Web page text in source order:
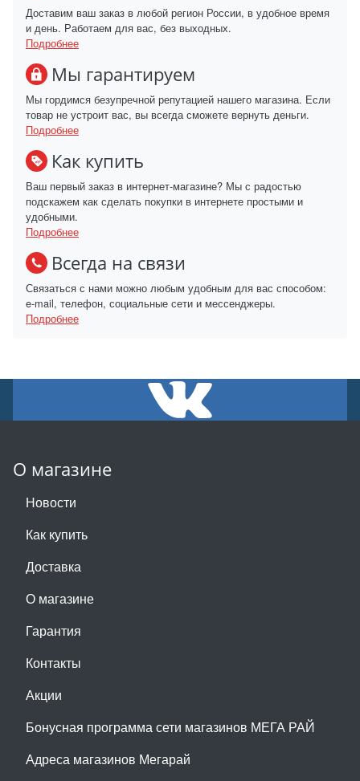
Доставим ваш заказ в любой регион России, в удобное время
и день. Работаем для вас, без выходных.
Подробнее
Мы гарантируем
Мы гордимся безупречной репутацией нашего магазина. Если
товар не устроит вас, вы всегда сможете вернуть деньги.
Подробнее
Как купить
Ваш первый заказ в интернет-магазине? Мы с радостью
подскажем как сделать покупки в интернете простыми и
удобными.
Подробнее
Всегда на связи
Связаться с нами можно любым удобным для вас способом:
e-mail, телефон, социальные сети и мессенджеры.
Подробнее
О магазине
Новости
Как купить
Доставка
О магазине
Гарантия
Контакты
Акции
Бонусная программа сети магазинов МЕГА РАЙ
Адреса магазинов Мегарай